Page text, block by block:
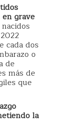
grave
cada dos
o
de
más de
que
la